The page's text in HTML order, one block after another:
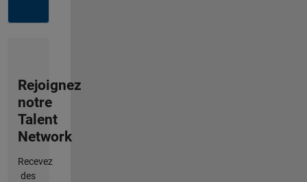
Rejoignez
notre
Talent
Network
Recevez
des